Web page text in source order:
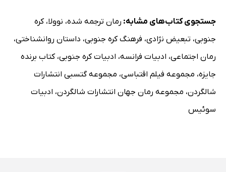
جستجوی کتاب‌های مشابه: رمان ترجمه شده، نوولا،کره
جنوبی، تبعیض نژادی، فرهنگ کره جنوبی، داستان روانشناختی،
رمان اجتماعی، ادبیات فرانسه، ادبیات کره جنوبی،کتاب برنده
جایزه، مجموعه فیلم اقتباسی، مجموعه گتسبی انتشارات
شالگردن، مجموعه رمان جهان انتشارات شالگردن، ادبیات
سوئیس